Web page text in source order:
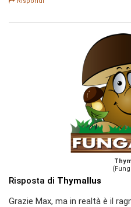
Risposta di Thymallus
Grazie Max, ma in realtà è il